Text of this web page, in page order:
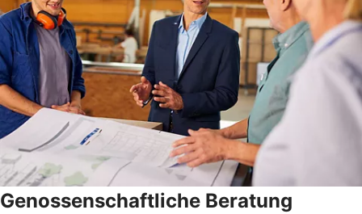
Genossenschaftliche Beratung